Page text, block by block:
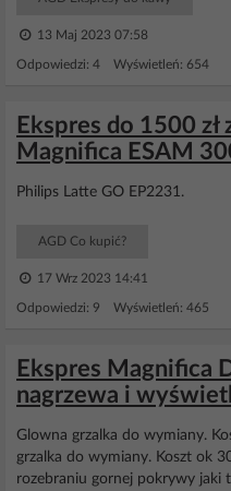
13 Maj 2023 07:58
Odpowiedzi: 4 Wyświetleń: 654
Ekspres do 1500
Magnifica ESAM
Philips Latte GO EP2231.
AGD Co kupić?
17 Wrz 2023 14:41
Odpowiedzi: 9 Wyświetleń: 465
Ekspres Magnifica
nagrzewa i
Glowna grzalka do wymiany.
grzalka do wymiany. Koszt ok
rozebraniu gornej pokrywy jaki